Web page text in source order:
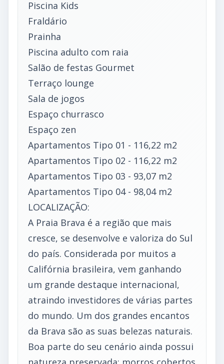
Piscina Kids
Fraldário
Prainha
Piscina adulto com raia
Salão de festas Gourmet
Terraço lounge
Sala de jogos
Espaço churrasco
Espaço zen
Apartamentos Tipo 01 - 116,22 m2
Apartamentos Tipo 02 - 116,22 m2
Apartamentos Tipo 03 - 93,07 m2
Apartamentos Tipo 04 - 98,04 m2
LOCALIZAÇÃO:
A Praia Brava é a região que mais
cresce, se desenvolve e valoriza do Sul
do país. Considerada por muitos a
Califórnia brasileira, vem ganhando
um grande destaque internacional,
atraindo investidores de várias partes
do mundo. Um dos grandes encantos
da Brava são as suas belezas naturais.
Boa parte do seu cenário ainda possui